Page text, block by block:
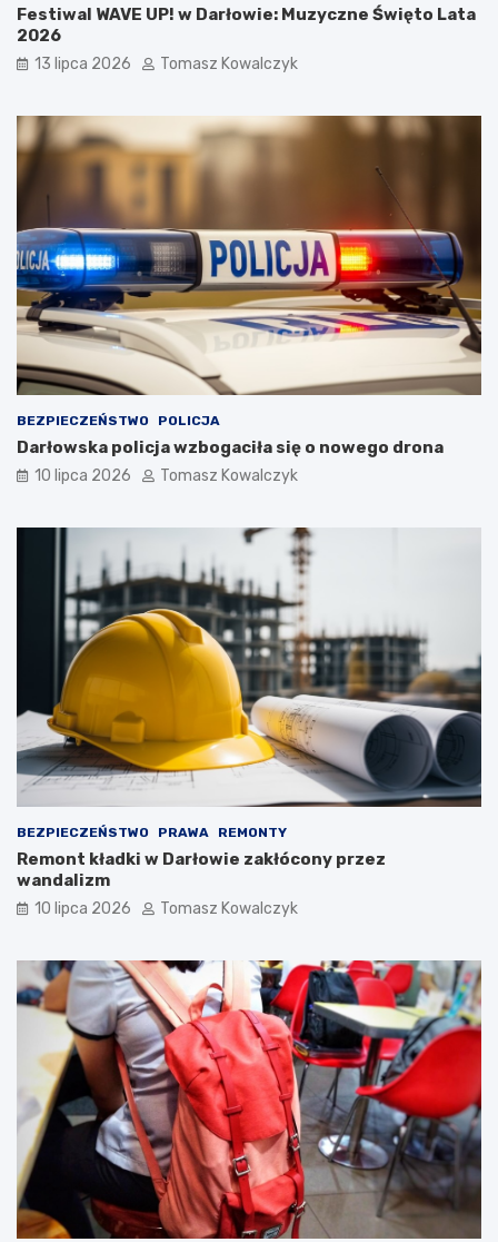
Festiwal WAVE UP! w Darłowie: Muzyczne Święto Lata
2026
13 lipca 2026 Tomasz Kowalczyk
BEZPIECZEŃSTWO POLICJA
Darłowska policja wzbogaciła się o nowego drona
10 lipca 2026 Tomasz Kowalczyk
BEZPIECZEŃSTWO PRAWA REMONTY
Remont kładki w Darłowie zakłócony przez
wandalizm
10 lipca 2026 Tomasz Kowalczyk